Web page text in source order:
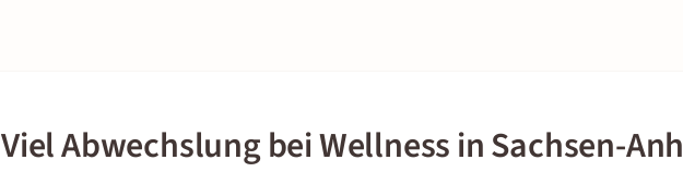
Viel Abwechslung bei Wellness in Sachsen-